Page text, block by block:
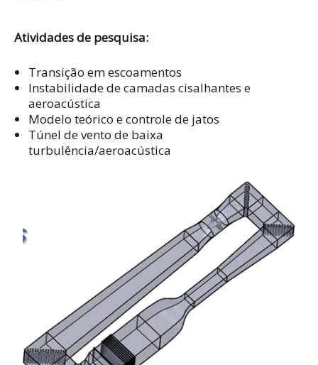
Atividades de pesquisa:
Transição em escoamentos
Instabilidade de camadas cisalhantes e
aeroacústica
Modelo teórico e controle de jatos
Túnel de vento de baixa
turbulência/aeroacústica